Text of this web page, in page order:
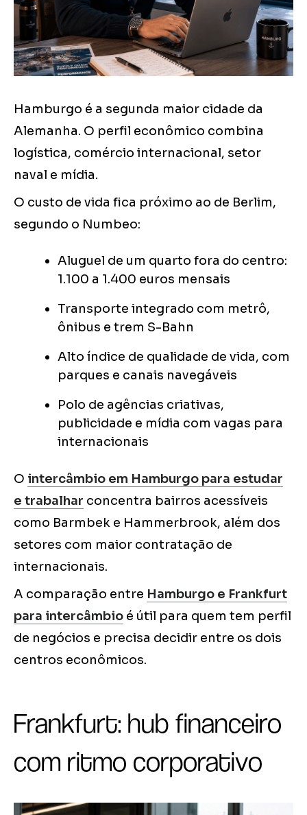
Hamburgo é a segunda maior cidade da
Alemanha. O perfil econômico combina
logística, comércio internacional, setor
naval e mídia.
O custo de vida fica próximo ao de Berlim,
segundo o Numbeo:
Aluguel de um quarto fora do centro:
1.100 a 1.400 euros mensais
Transporte integrado com metrô,
ônibus e trem S-Bahn
Alto índice de qualidade de vida, com
parques e canais navegáveis
Polo de agências criativas,
publicidade e mídia com vagas para
internacionais
O intercâmbio em Hamburgo para estudar
e trabalhar concentra bairros acessíveis
como Barmbek e Hammerbrook, além dos
setores com maior contratação de
internacionais.
A comparação entre Hamburgo e Frankfurt
para intercâmbio é útil para quem tem perfil
de negócios e precisa decidir entre os dois
centros econômicos.
Frankfurt: hub financeiro
com ritmo corporativo